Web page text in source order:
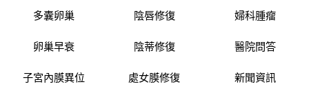
多囊卵巢
卵巢早衰
子宮內膜異位
陰唇修復
陰蒂修復
處女膜修復
婦科腫瘤
醫院問答
新聞資訊